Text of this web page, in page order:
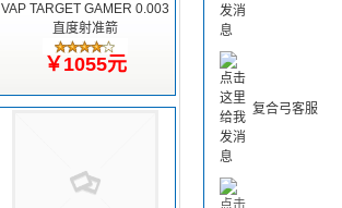
VAP TARGET GAMER 0.003
直度射准箭
￥1055元
复合弓客服